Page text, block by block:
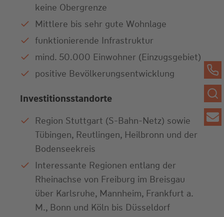
keine Obergrenze
Mittlere bis sehr gute Wohnlage
funktionierende Infrastruktur
mind. 50.000 Einwohner (Einzugsgebiet)
positive Bevölkerungsentwicklung
Investitionsstandorte
Region Stuttgart (S-Bahn-Netz) sowie
Tübingen, Reutlingen, Heilbronn und der
Bodenseekreis
Interessante Regionen entlang der
Rheinachse von Freiburg im Breisgau
über Karlsruhe, Mannheim, Frankfurt a.
M., Bonn und Köln bis Düsseldorf